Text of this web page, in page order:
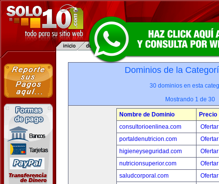
Dominios de la
30 dominios en esta
Mostrando 1 de 30
Nombre de Dominio
Precio
consultorioenlinea.com
portaldenutricion.com
higieneyseguridad.com
nutricionsuperior.com
saludcorporal.com